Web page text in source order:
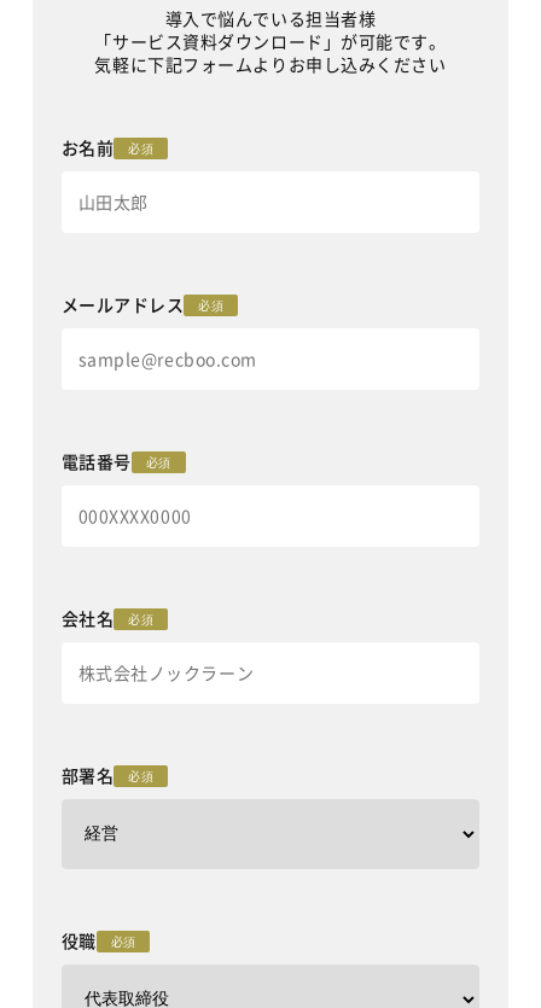
導入で悩んでいる担当者様
「サービス資料ダウンロード」が可能です。
気軽に下記フォームよりお申し込みください
お名前 必須
メールアドレス 必須
電話番号 必須
会社名 必須
部署名 必須
役職 必須